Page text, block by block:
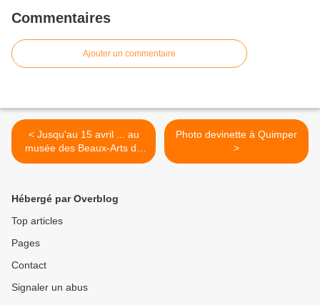
Commentaires
Ajouter un commentaire
< Jusqu'au 15 avril ... au
musée des Beaux-Arts de
Quimper
Photo devinette à Quimper
>
Hébergé par Overblog
Top articles
Pages
Contact
Signaler un abus